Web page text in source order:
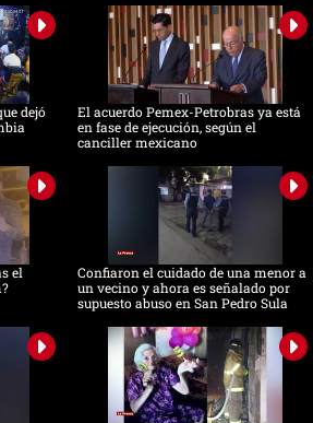
dejó
El acuerdo Pemex-Petrobras ya está
en fase de ejecución, según el
canciller mexicano
el
Confiaron el cuidado de una menor a
un vecino y ahora es señalado por
supuesto abuso en San Pedro Sula